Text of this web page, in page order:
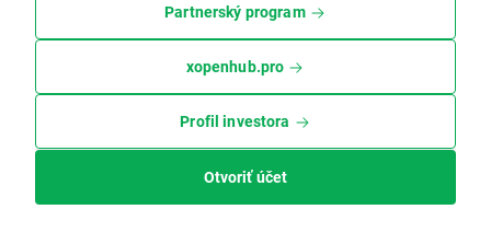
Partnerský program
xopenhub.pro
Profil investora
Otvoriť účet